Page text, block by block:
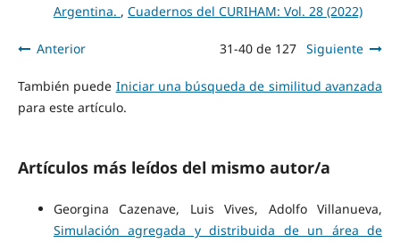
Argentina. , Cuadernos del CURIHAM: Vol. 28 (2022)
Anterior 31-40 de 127 Siguiente
También puede Iniciar una búsqueda de similitud avanzada
para este artículo.
Artículos más leídos del mismo autor/a
Georgina Cazenave, Luis Vives, Adolfo Villanueva,
Simulación agregada y distribuida de un área de